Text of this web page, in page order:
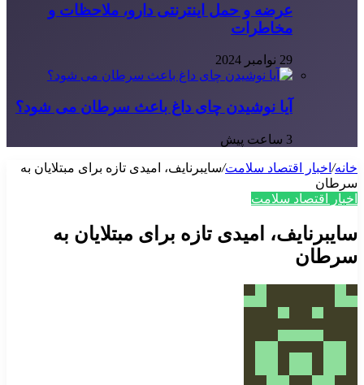
عرضه و حمل اینترنتی دارو، ملاحظات و
مخاطرات
29 نوامبر 2024
آیا نوشیدن چای داغ باعث سرطان می شود؟
3 ساعت پیش
خانه/ اخبار اقتصاد سلامت/سایبرنایف، امیدی تازه برای مبتلایان به
سرطان
اخبار اقتصاد سلامت
سایبرنایف، امیدی تازه برای مبتلایان به
سرطان